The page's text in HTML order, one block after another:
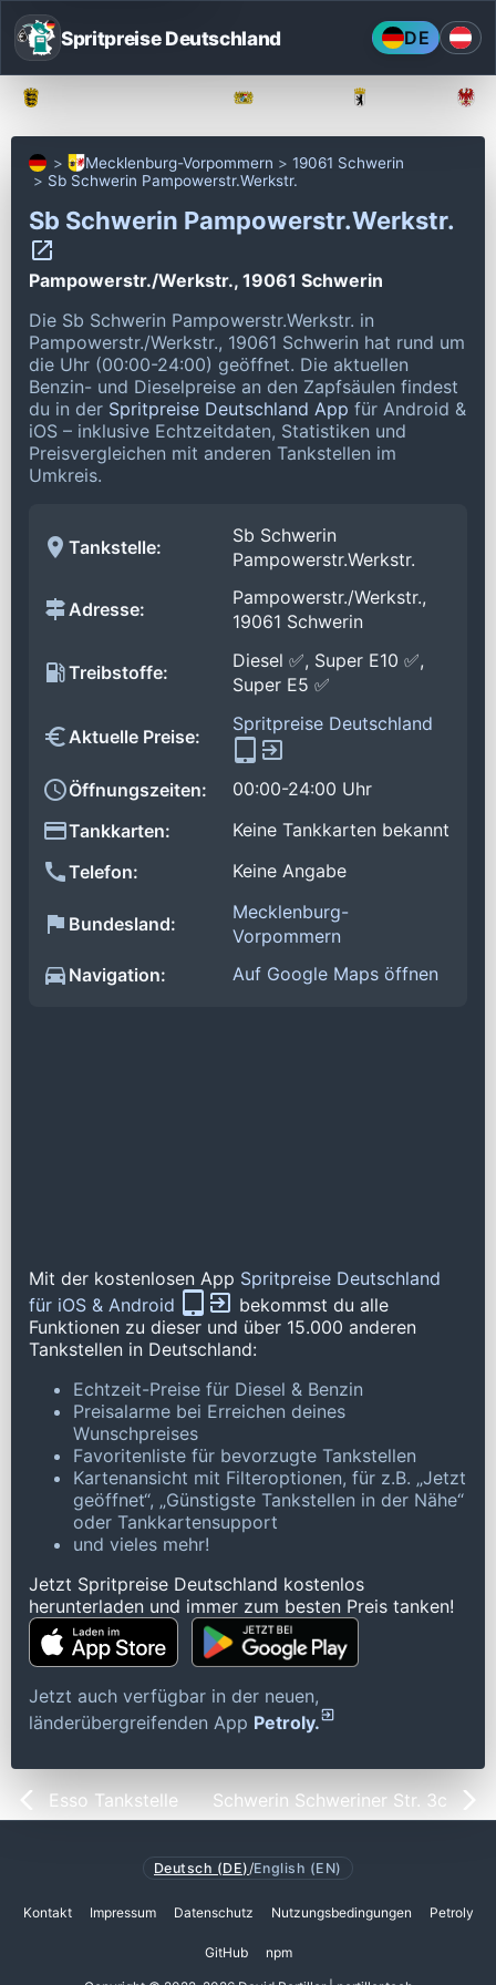
Spritpreise Deutschland DE
Mecklenburg-Vorpommern
19061 Schwerin
Sb Schwerin Pampowerstr.Werkstr.
Sb Schwerin Pampowerstr.Werkstr.
Pampowerstr./Werkstr., 19061 Schwerin
Die Sb Schwerin Pampowerstr.Werkstr. in
Pampowerstr./Werkstr., 19061 Schwerin hat rund um
die Uhr (00:00-24:00) geöffnet. Die aktuellen
Benzin- und Dieselpreise an den Zapfsäulen findest
du in der Spritpreise Deutschland App für Android &
iOS – inklusive Echtzeitdaten, Statistiken und
Preisvergleichen mit anderen Tankstellen im
Umkreis.
Tankstelle:
Sb Schwerin
Pampowerstr.Werkstr.
Adresse:
Pampowerstr./Werkstr.,
19061 Schwerin
Treibstoffe:
Diesel ✅, Super E10 ✅,
Super E5 ✅
Aktuelle Preise:
Spritpreise Deutschland
Öffnungszeiten:
00:00-24:00 Uhr
Tankkarten:
Keine Tankkarten bekannt
Telefon:
Keine Angabe
Bundesland:
Mecklenburg-
Vorpommern
Navigation:
Auf Google Maps öffnen
Mit der kostenlosen App Spritpreise Deutschland
für iOS & Android
bekommst du alle
Funktionen zu dieser und über 15.000 anderen
Tankstellen in Deutschland:
Echtzeit-Preise für Diesel & Benzin
Preisalarme bei Erreichen deines
Wunschpreises
Favoritenliste für bevorzugte Tankstellen
Kartenansicht mit Filteroptionen, für z.B. „Jetzt
geöffnet“, „Günstigste Tankstellen in der Nähe“
oder Tankkartensupport
und vieles mehr!
Jetzt Spritpreise Deutschland kostenlos
herunterladen und immer zum besten Preis tanken!
Jetzt auch verfügbar in der neuen,
länderübergreifenden App Petroly.
Esso Tankstelle Schwerin Schweriner Str. 3c
Deutsch (DE) /English (EN)
Kontakt Impressum Datenschutz Nutzungsbedingungen Petroly
GitHub npm